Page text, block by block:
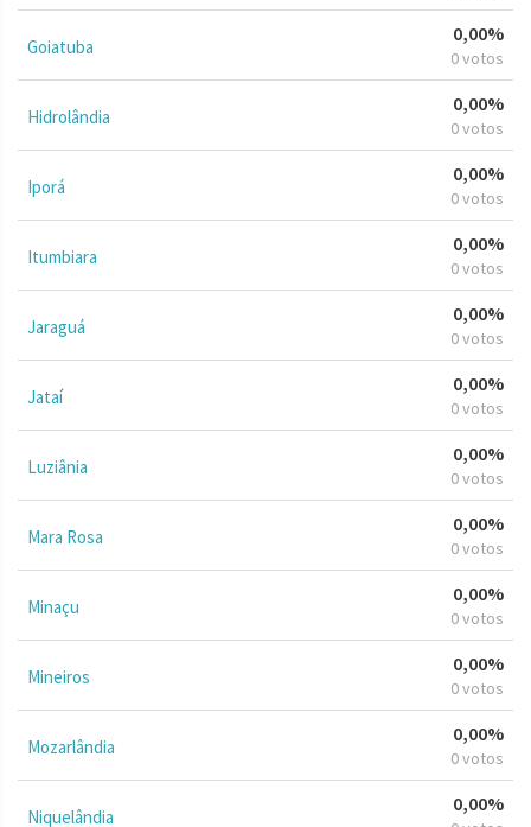
Goiatuba
0,00%
0 votos
Hidrolândia
0,00%
0 votos
Iporá
0,00%
0 votos
Itumbiara
0,00%
0 votos
Jaraguá
0,00%
0 votos
Jataí
0,00%
0 votos
Luziânia
0,00%
0 votos
Mara Rosa
0,00%
0 votos
Minaçu
0,00%
0 votos
Mineiros
0,00%
0 votos
Mozarlândia
0,00%
0 votos
Niquelândia
0,00%